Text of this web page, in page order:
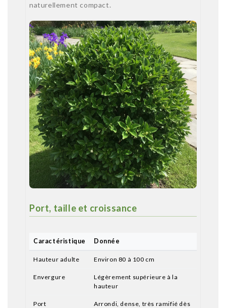
naturellement compact.
Port, taille et croissance
Caractéristique Donnée
Hauteur adulte Environ 80 à 100 cm
Envergure
Légèrement supérieure à la
hauteur
Port
Arrondi, dense, très ramifié dès